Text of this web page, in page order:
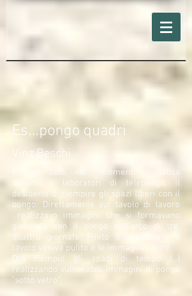
Es...pongo quadri
Vinz Beschi
E' nato così, nei momenti di pausa
durante i laboratori di telepongo, il
desiderio di riempire gli spazi liberi con il
pongo. Direttamente sul tavolo di lavoro
realizzavo immagini che si formavano
giocando con il pongo nell'arco di tre,
quattro giornate. Finito il laboratorio il
tavolo veniva pulito e le immagini ...pure.
Ora riempio gli spazi di tempo (...)
realizzando vulnerabili immagini di pongo
"sotto vetro"